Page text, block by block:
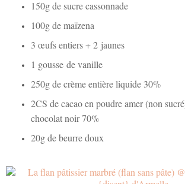
150g de sucre cassonnade
100g de maïzena
3 œufs entiers + 2 jaunes
1 gousse de vanille
250g de crème entière liquide 30%
2CS de cacao en poudre amer (non
chocolat noir 70%
20g de beurre doux